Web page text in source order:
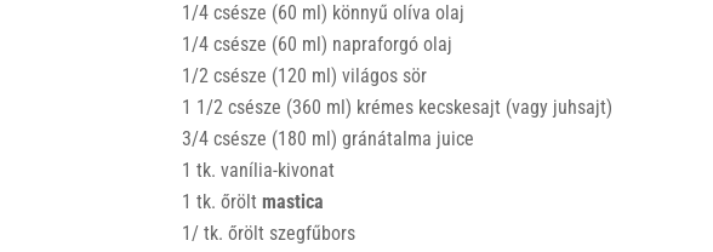
1/4 csésze (60 ml) könnyű olíva olaj
1/4 csésze (60 ml) napraforgó olaj
1/2 csésze (120 ml) világos sör
1 1/2 csésze (360 ml) krémes kecskesajt (vagy juhsajt)
3/4 csésze (180 ml) gránátalma juice
1 tk. vanília-kivonat
1 tk. őröltmastica
1/ tk. őrölt szegfűbors